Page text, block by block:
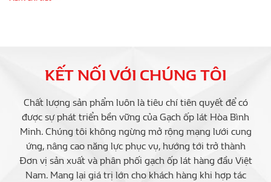
KẾT NỐI VỚI CHÚNG TÔI
Chất lượng sản phẩm luôn là tiêu chí tiên quyết để có
được sự phát triển bền vững của Gạch ốp lát Hòa Bình
Minh. Chúng tôi không ngừng mở rộng mạng lưới cung
ứng, nâng cao năng lực phục vụ, hướng tới trở thành
Đơn vị sản xuất và phân phối gạch ốp lát hàng đầu Việt
Nam. Mang lại giá trị lớn cho khách hàng khi hợp tác